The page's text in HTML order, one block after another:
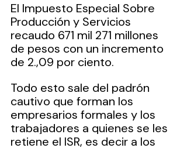
El Impuesto Especial Sobre
Producción y Servicios
recaudo 671 mil 271 millones
de pesos con un incremento
de 2.,09 por ciento.
Todo esto sale del padrón
cautivo que forman los
empresarios formales y los
trabajadores a quienes se les
retiene el ISR, es decir a los